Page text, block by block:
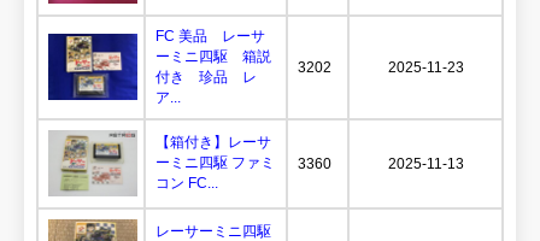
FC 美品 レーサ
ーミニ四駆 箱説
付き 珍品 レ
ア...
3202 2025-11-23
【箱付き】レーサ
ーミニ四駆 ファミ
コン FC...
3360 2025-11-13
レーサーミニ四駆